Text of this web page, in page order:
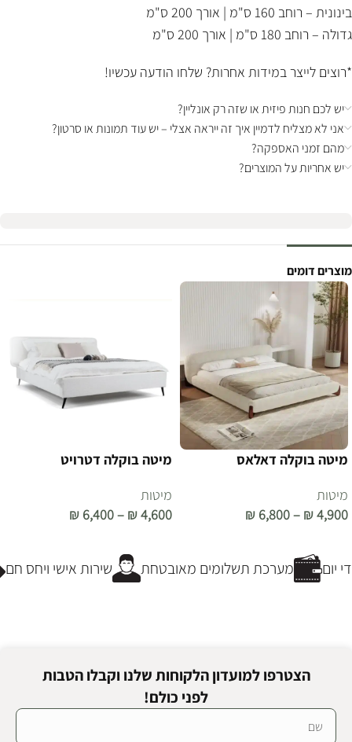
בינונית – רוחב 160 ס"מ | אורך 200 ס"מ
גדולה – רוחב 180 ס"מ | אורך 200 ס"מ
*רוצים לייצר במידות אחרות? שלחו הודעה עכשיו!
יש לכם חנות פיזית או שזה רק אונליין?
אני לא מצליח לדמיין איך זה ייראה אצלי – יש עוד תמונות או סרטון?
מהם זמני האספקה?
יש אחריות על המוצרים?
מוצרים דומים
מיטה בוקלה דאלאס
מיטות
₪4,900
–
₪ 6,800
מיטה בוקלה דטרויט
מיטות
₪4,600
–
₪ 6,400
שירות אישי ויחס חם מערכת תשלומים מאובטחת יום
הצטרפו למועדון הלקוחות שלנו וקבלו הטבות
לפני כולם!